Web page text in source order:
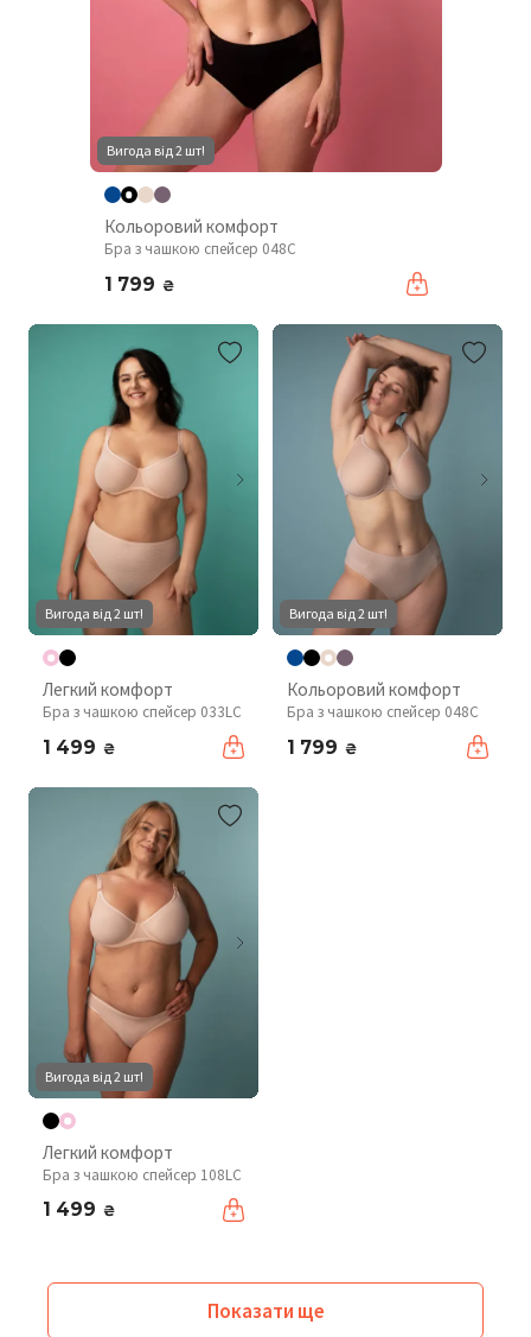
Вигода від 2 шт!
Кольоровий комфорт
Бра з чашкою спейсер 048C
1 799 ₴
Вигода від 2 шт!
Легкий комфорт
Бра з чашкою спейсер 033LC
1 499 ₴
Вигода від 2 шт!
Кольоровий комфорт
Бра з чашкою спейсер 048C
1 799 ₴
Вигода від 2 шт!
Легкий комфорт
Бра з чашкою спейсер 108LC
1 499 ₴
Показати ще